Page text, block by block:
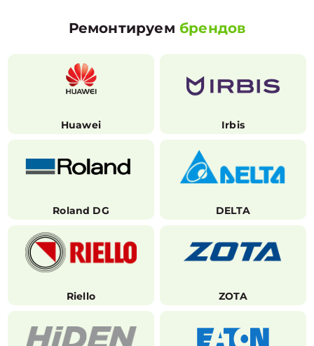
Ремонтируем брендов
Huawei Irbis
Roland DG DELTA
Riello ZOTA